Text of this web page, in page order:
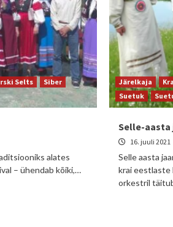
Selts
Siber
alates
– ühendab kõiki,…
Järelkaja
Suetuk
Selle-aasta
16. juuli 2021
Selle aasta
krai eestlaste
orkestril